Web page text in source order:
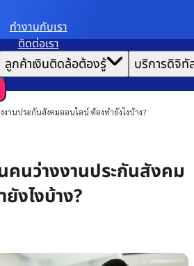
ทํางานกับเรา
ติดต่อเรา
ลูกค้าเงินติดล้อต้องรู้ บริการดิจิทั
านประกันสังคมออนไลน์ ต้องทำยังไงบ้าง?
คนว่างงานประกันสังคม
งไงบ้าง?
คุกกี้เพื่อมอบประสบการณ์การใช้งานเว็บไซต์ที่ดีที่สุดให้
กี้ ยอมรับคุกกี้ทั้งหมด